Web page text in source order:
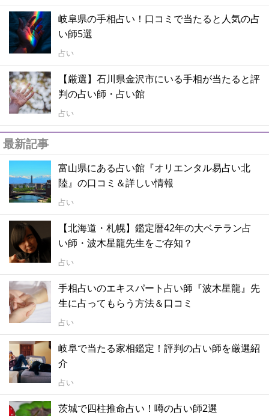
岐阜県の手相占い！口コミで当たると人気の占
い師5選
占い
【厳選】石川県金沢市にいる手相が当たると評
判の占い師・占い館
占い
最新記事
富山県にある占い館『オリエンタル易占い北
陸』の口コミ＆詳しい情報
占い
【北海道・札幌】鑑定暦42年の大ベテラン占
い師・波木星龍先生をご存知？
占い
手相占いのエキスパート占い師『波木星龍』先
生に占ってもらう方法＆口コミ
占い
岐阜で当たる家相鑑定！評判の占い師を厳選紹
介
占い
茨城で四柱推命占い！噂の占い師2選